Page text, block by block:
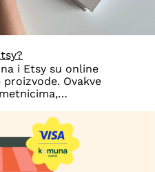
i Etsy su online
Ovakve